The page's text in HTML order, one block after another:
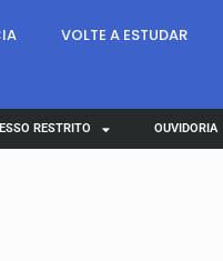
VOLTE A ESTUDAR
RESTRITO OUVIDORIA